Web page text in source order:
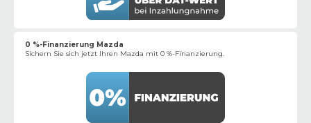
0 %-Finanzierung Mazda
Sichern Sie sich jetzt Ihren Mazda mit 0 %-Finanzierung.